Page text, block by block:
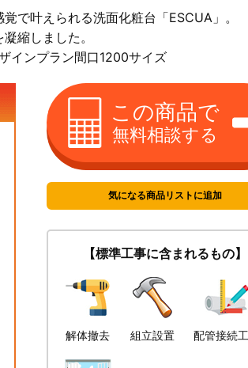
で叶えられる洗面化粧台「ESCUA」。
縮しました。
インプラン間口1200サイズ
この商品で
無料相談する
気になる商品リストに追加
【標準工事に含まれるもの】
解体撤去 組立設置 配管接続